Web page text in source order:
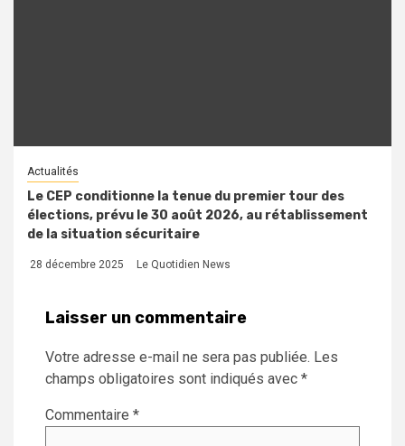
Actualités
Le CEP conditionne la tenue du premier tour des
élections, prévu le 30 août 2026, au rétablissement
de la situation sécuritaire
28 décembre 2025 Le Quotidien News
Laisser un commentaire
Votre adresse e-mail ne sera pas publiée. Les
champs obligatoires sont indiqués avec *
Commentaire *